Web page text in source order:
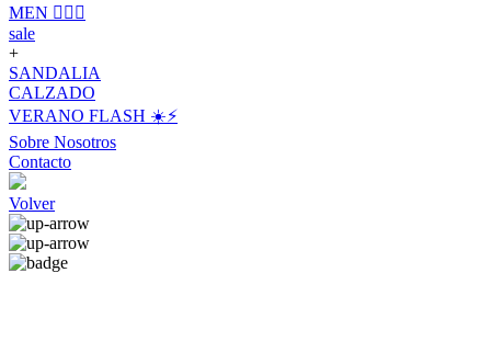
MEN 🙋🏽‍♂️
sale
+
SANDALIA
CALZADO
VERANO FLASH ☀️⚡️
Sobre Nosotros
Contacto
Volver